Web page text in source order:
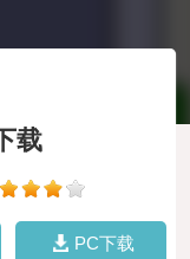
载
PC下载